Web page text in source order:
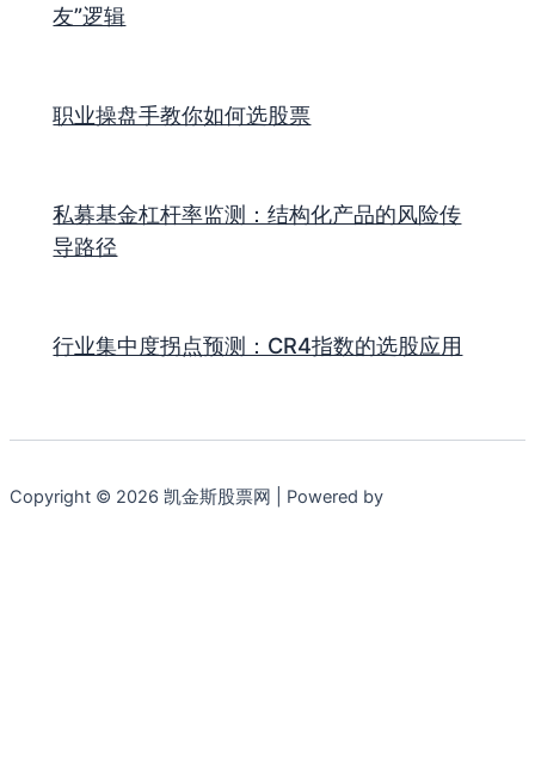
友”逻辑
职业操盘手教你如何选股票
私募基金杠杆率监测：结构化产品的风险传
导路径
行业集中度拐点预测：CR4指数的选股应用
Copyright © 2026 凯金斯股票网 | Powered by